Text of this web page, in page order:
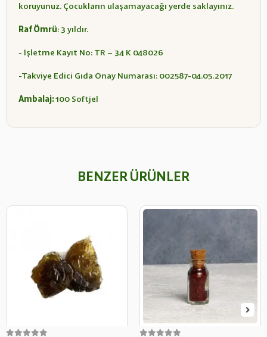
koruyunuz. Çocukların ulaşamayacağı yerde saklayınız.
Raf Ömrü: 3 yıldır.
- İşletme Kayıt No: TR – 34 K 048026
-Takviye Edici Gıda Onay Numarası: 002587-04.05.2017
Ambalaj:100 Softjel
BENZER ÜRÜNLER